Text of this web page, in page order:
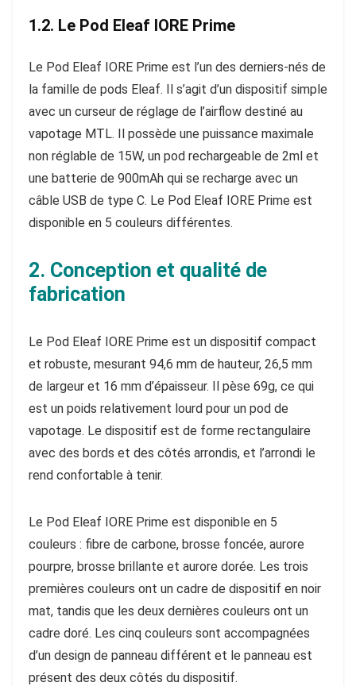
1.2. Le Pod Eleaf IORE Prime
Le Pod Eleaf IORE Prime est l’un des derniers-nés de
la famille de pods Eleaf. Il s’agit d’un dispositif simple
avec un curseur de réglage de l’airflow destiné au
vapotage MTL. Il possède une puissance maximale
non réglable de 15W, un pod rechargeable de 2ml et
une batterie de 900mAh qui se recharge avec un
câble USB de type C. Le Pod Eleaf IORE Prime est
disponible en 5 couleurs différentes.
2. Conception et qualité de
fabrication
Le Pod Eleaf IORE Prime est un dispositif compact
et robuste, mesurant 94,6 mm de hauteur, 26,5 mm
de largeur et 16 mm d’épaisseur. Il pèse 69g, ce qui
est un poids relativement lourd pour un pod de
vapotage. Le dispositif est de forme rectangulaire
avec des bords et des côtés arrondis, et l’arrondi le
rend confortable à tenir.
Le Pod Eleaf IORE Prime est disponible en 5
couleurs : fibre de carbone, brosse foncée, aurore
pourpre, brosse brillante et aurore dorée. Les trois
premières couleurs ont un cadre de dispositif en noir
mat, tandis que les deux dernières couleurs ont un
cadre doré. Les cinq couleurs sont accompagnées
d’un design de panneau différent et le panneau est
présent des deux côtés du dispositif.